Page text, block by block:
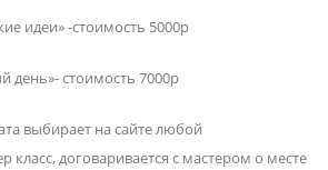
идеи» -стоимость 5000р
день»- стоимость 7000р
выбирает на сайте любой
класс, договаривается с мастером о месте